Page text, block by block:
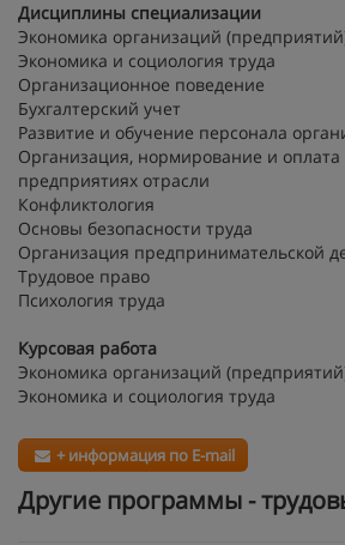
Дисциплины специализации
Экономика организаций
Экономика и социология труда
Организационное поведение
Бухгалтерский учет
Развитие и обучение персонала
Организация, нормирование и оплата
предприятиях отрасли
Конфликтология
Основы безопасности труда
Организация предпринимательской
Трудовое право
Психология труда
Курсовая работа
Экономика организаций
Экономика и социология труда
+ информация по E-mail
Другие программы -